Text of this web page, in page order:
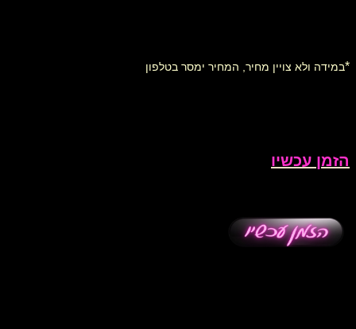
*במידה ולא צויין מחיר, המחיר ימסר בטלפון
הזמן עכשיו